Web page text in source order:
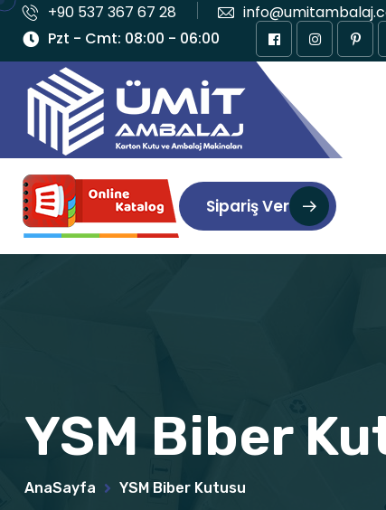
+90 537 367 67 28
Pzt - Cmt: 08:00 - 06:00
Sipariş Ver
YSM Biber
AnaSayfa YSM Biber Kutusu